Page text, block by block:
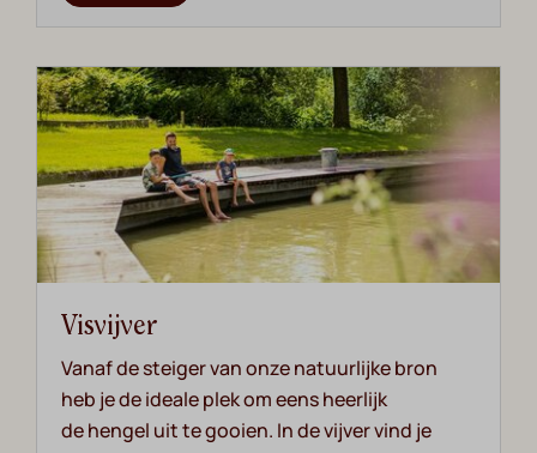
Visvijver
Vanaf de steiger van onze natuurlijke bron
heb je de ideale plek om eens heerlijk
de hengel uit te gooien. In de vijver vind je